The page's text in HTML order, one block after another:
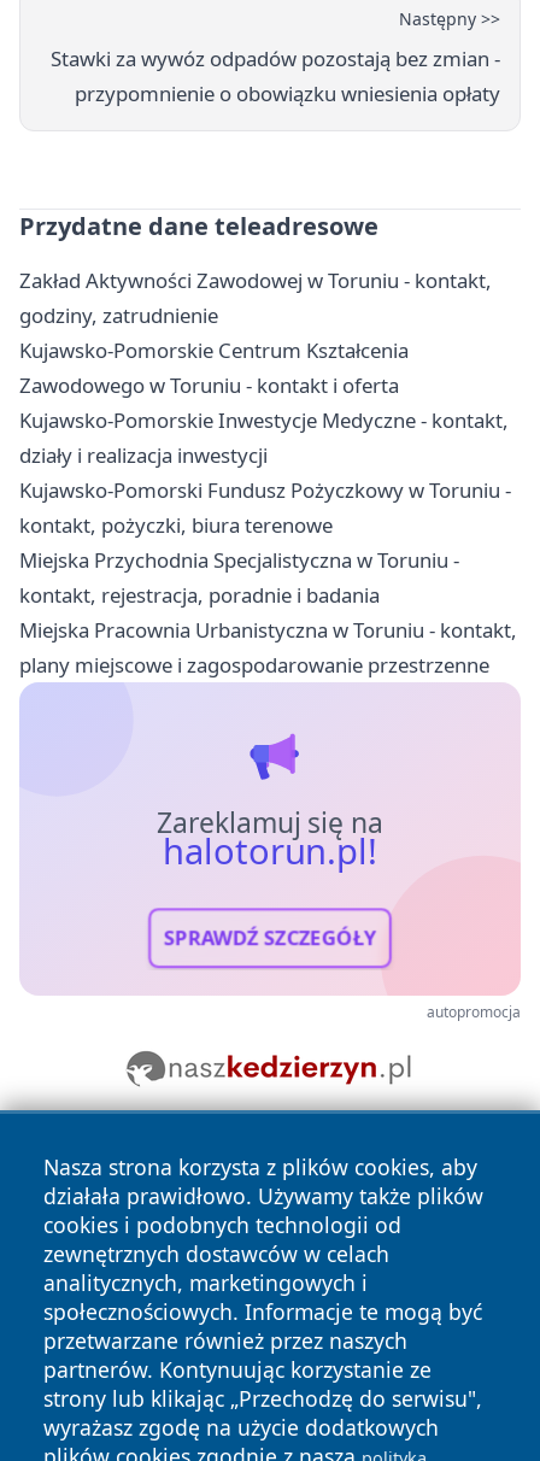
Następny >>
Stawki za wywóz odpadów pozostają bez zmian -
przypomnienie o obowiązku wniesienia opłaty
Przydatne dane teleadresowe
Zakład Aktywności Zawodowej w Toruniu - kontakt,
godziny, zatrudnienie
Kujawsko-Pomorskie Centrum Kształcenia
Zawodowego w Toruniu - kontakt i oferta
Kujawsko-Pomorskie Inwestycje Medyczne - kontakt,
działy i realizacja inwestycji
Kujawsko-Pomorski Fundusz Pożyczkowy w Toruniu -
kontakt, pożyczki, biura terenowe
Miejska Przychodnia Specjalistyczna w Toruniu -
kontakt, rejestracja, poradnie i badania
Miejska Pracownia Urbanistyczna w Toruniu - kontakt,
plany miejscowe i zagospodarowanie przestrzenne
Zareklamuj się na
halotorun.pl!
SPRAWDŹ SZCZEGÓŁY
autopromocja
Nasza strona korzysta z plików cookies, aby
działała prawidłowo. Używamy także plików
cookies i podobnych technologii od
zewnętrznych dostawców w celach
analitycznych, marketingowych i
społecznościowych. Informacje te mogą być
przetwarzane również przez naszych
partnerów. Kontynuując korzystanie ze
strony lub klikając „Przechodzę do serwisu",
wyrażasz zgodę na użycie dodatkowych
Copyright © 2026 halotorun.pl Wszystkie prawa zastrzeżone.
News Autorzy
Polityka
Prywatności
Polityka
Cookies